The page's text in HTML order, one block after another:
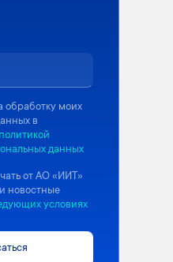
обработку моих
в
политикой
данных
от АО «ИИТ»
новостные
условиях